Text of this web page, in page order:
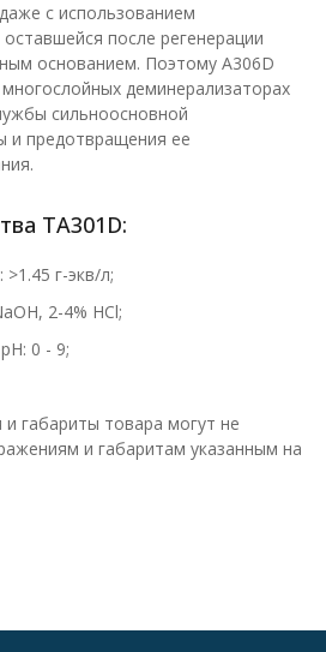
с использованием
после регенерации
основанием. Поэтому A306D
деминерализаторах
сильноосновной
и предотвращения ее
ТА301D:
г-экв/л;
2-4% HCl;
0 - 9;
габариты товара могут не
и габаритам указанным на